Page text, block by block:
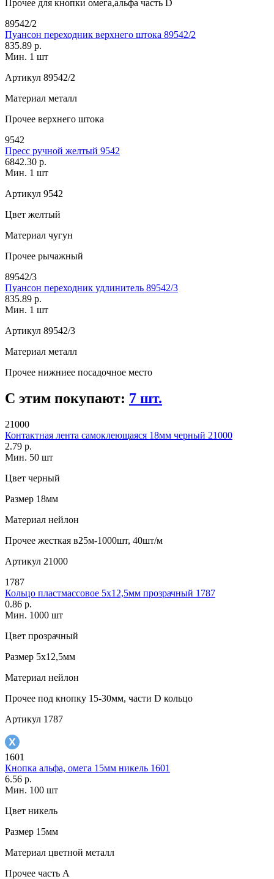
Прочее для кнопки омега,альфа часть D
89542/2
Пуансон переходник верхнего штока 89542/2
835.89 р.
Мин. 1 шт
Артикул 89542/2
Материал металл
Прочее верхнего штока
9542
Пресс ручной желтый 9542
6842.30 р.
Мин. 1 шт
Артикул 9542
Цвет желтый
Материал чугун
Прочее рычажный
89542/3
Пуансон переходник удлинитель 89542/3
835.89 р.
Мин. 1 шт
Артикул 89542/3
Материал металл
Прочее нижниее посадочное место
С этим покупают: 7 шт.
21000
Контактная лента самоклеющаяся 18мм черный 21000
2.79 р.
Мин. 50 шт
Цвет черный
Размер 18мм
Материал нейлон
Прочее жесткая в25м-1000шт, 40шт/м
Артикул 21000
1787
Кольцо пластмассовое 5х12,5мм прозрачный 1787
0.86 р.
Мин. 1000 шт
Цвет прозрачный
Размер 5х12,5мм
Материал нейлон
Прочее под кнопку 15-30мм, части D кольцо
Артикул 1787
1601
Кнопка альфа, омега 15мм никель 1601
6.56 р.
Мин. 100 шт
Цвет никель
Размер 15мм
Материал цветной металл
Прочее часть A